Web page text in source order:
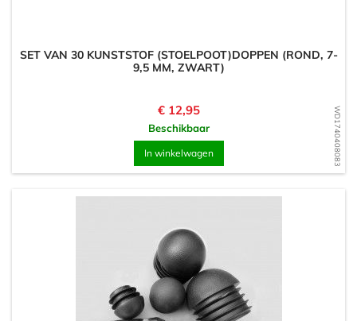
WD1740408083
SET VAN 30 KUNSTSTOF (STOELPOOT)DOPPEN (ROND, 7-
9,5 MM, ZWART)
Prijs
€ 12,95
Beschikbaar
In winkelwagen